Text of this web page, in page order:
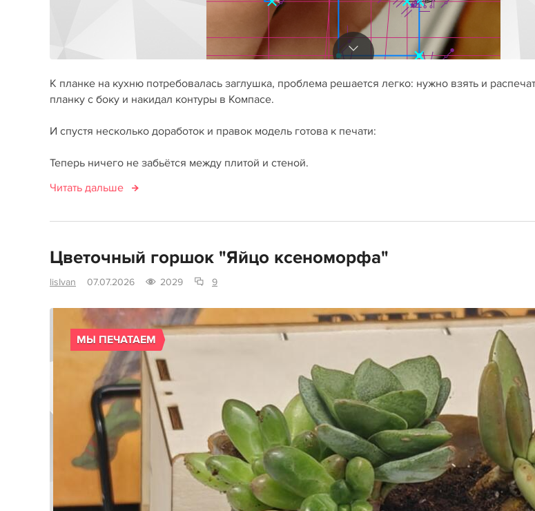
К планке на кухню потребовалась заглушка, проблема решается легко: нужно взять и
планку с боку и накидал контуры в Компасе.
И спустя несколько доработок и правок модель готова к печати:
Теперь ничего не забьётся между плитой и стеной.
Читать дальше
Цветочный горшок "Яйцо ксеноморфа"
lisIvan 07.07.2026 2029 9
МЫ ПЕЧАТАЕМ